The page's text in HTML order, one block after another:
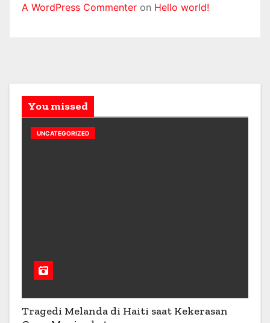
A WordPress Commenter on Hello world!
You missed
UNCATEGORIZED
Tragedi Melanda di Haiti saat Kekerasan